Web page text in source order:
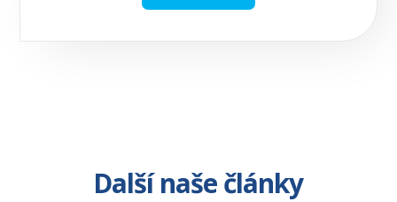
Další naše články